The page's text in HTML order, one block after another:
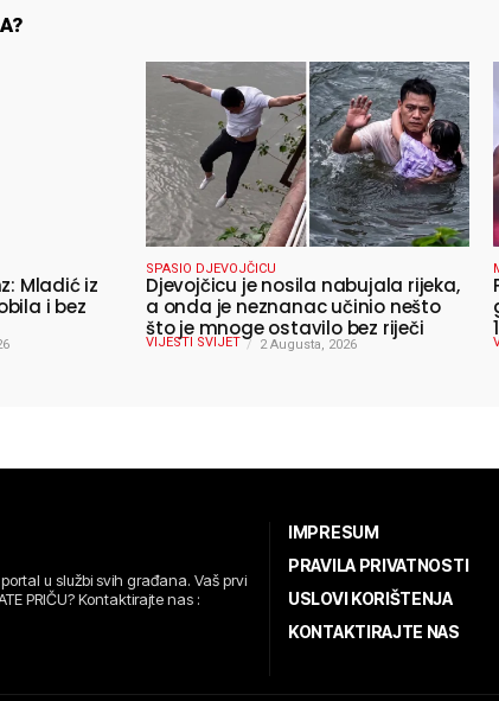
Mladić iz
i bez
SPASIO DJEVOJČICU
Djevojčicu je nosila nabujala rijeka,
a onda je neznanac učinio nešto
što je mnoge ostavilo bez riječi
VIJESTI SVIJET 2 Augusta, 2026
u službi svih građana. Vaš prvi
PRIČU? Kontaktirajte nas :
IMPRESUM
PRAVILA PRIVATNOSTI
USLOVI KORIŠTENJA
KONTAKTIRAJTE NAS